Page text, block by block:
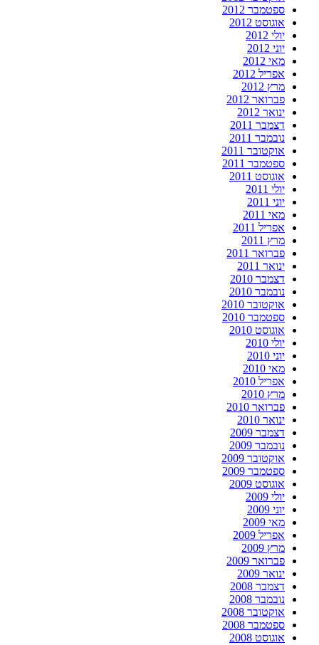
ספטמבר 2012
אוגוסט 2012
יולי 2012
יוני 2012
מאי 2012
אפריל 2012
מרץ 2012
פברואר 2012
ינואר 2012
דצמבר 2011
נובמבר 2011
אוקטובר 2011
ספטמבר 2011
אוגוסט 2011
יולי 2011
יוני 2011
מאי 2011
אפריל 2011
מרץ 2011
פברואר 2011
ינואר 2011
דצמבר 2010
נובמבר 2010
אוקטובר 2010
ספטמבר 2010
אוגוסט 2010
יולי 2010
יוני 2010
מאי 2010
אפריל 2010
מרץ 2010
פברואר 2010
ינואר 2010
דצמבר 2009
נובמבר 2009
אוקטובר 2009
ספטמבר 2009
אוגוסט 2009
יולי 2009
יוני 2009
מאי 2009
אפריל 2009
מרץ 2009
פברואר 2009
ינואר 2009
דצמבר 2008
נובמבר 2008
אוקטובר 2008
ספטמבר 2008
אוגוסט 2008